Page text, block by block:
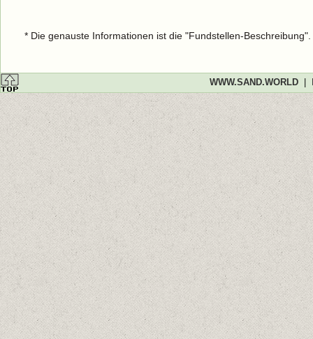
* Die genauste Informationen ist die "Fundstellen-
WWW.SAND.WORLD|